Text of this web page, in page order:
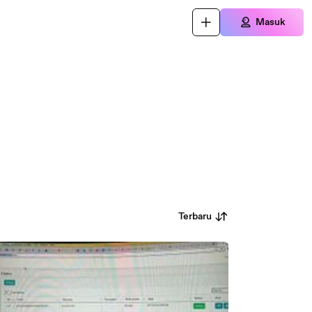
Masuk
Terbaru